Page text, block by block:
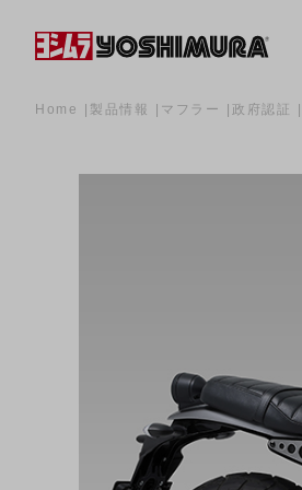
Home 製品情報 マフラー 政府認証